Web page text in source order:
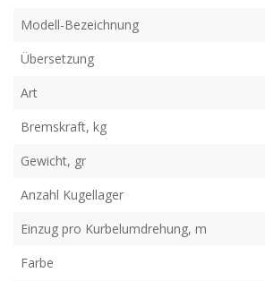
Modell-Bezeichnung
Übersetzung
Art
Bremskraft, kg
Gewicht, gr
Anzahl Kugellager
Einzug pro Kurbelumdrehung, m
Farbe